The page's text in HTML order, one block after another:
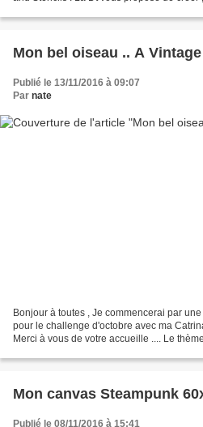
Mon bel oiseau .. A
Publié le 13/11/2016 à 09:07
Par nate
Bonjour à toutes , Je commencerai par
pour le challenge d'octobre avec ma
Merci à vous de votre accueille .... Le
Mon
Publié le 08/11/2016 à 15:41